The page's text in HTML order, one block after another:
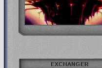
EXCHANGER